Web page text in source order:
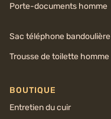
Porte-documents homme
Sac téléphone bandoulière
Trousse de toilette homme
BOUTIQUE
Entretien du cuir